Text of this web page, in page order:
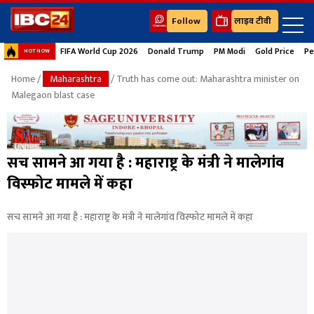
Follow लाइव टीवी
HOT NOW FIFA World Cup 2026 Donald Trump PM Modi Gold Price
Home/ Maharashtra
/ Truth has come out: Maharashtra minister on
Malegaon blast case
सच सामने आ गया है : महाराष्ट्र के मंत्री ने मालेगांव
विस्फोट मामले में कहा
सच सामने आ गया है : महाराष्ट्र के मंत्री ने मालेगांव विस्फोट मामले में कहा